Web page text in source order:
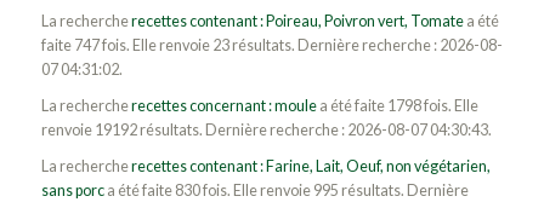
La rechercherecettes contenant : Poireau, Poivron vert, Tomatea été
faite 747 fois. Elle renvoie 23 résultats. Dernière recherche : 2026-08-
07 04:31:02.
La rechercherecettes concernant : moulea été faite 1798 fois. Elle
renvoie 19192 résultats. Dernière recherche : 2026-08-07 04:30:43.
La rechercherecettes contenant : Farine, Lait, Oeuf, non végétarien,
sans porca été faite 830 fois. Elle renvoie 995 résultats. Dernière